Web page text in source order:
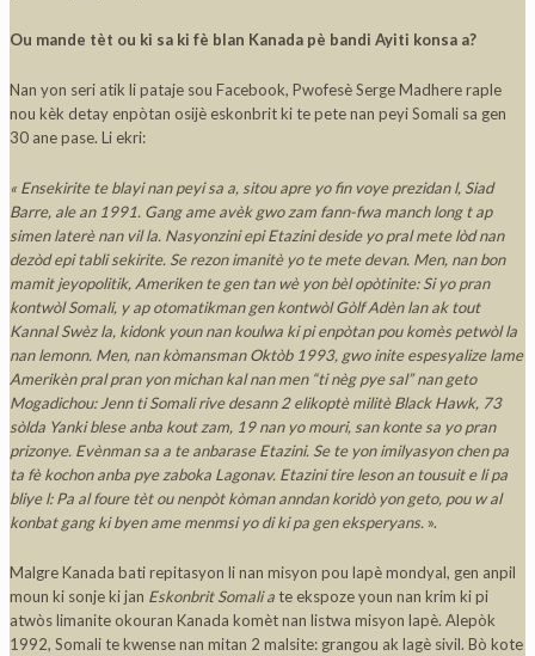
Ou mande tèt ou ki sa ki fè blan Kanada pè bandi Ayiti konsa a?
Nan yon seri atik li pataje sou Facebook, Pwofesè Serge Madhere raple
nou kèk detay enpòtan osijè eskonbrit ki te pete nan peyi Somali sa gen
30 ane pase. Li ekri:
« Ensekirite te blayi nan peyi sa a, sitou apre yo fin voye prezidan l, Siad
Barre, ale an 1991. Gang ame avèk gwo zam fann-fwa manch long t ap
simen laterè nan vil la. Nasyonzini epi Etazini deside yo pral mete lòd nan
dezòd epi tabli sekirite. Se rezon imanitè yo te mete devan. Men, nan bon
mamit jeyopolitik, Ameriken te gen tan wè yon bèl opòtinite: Si yo pran
kontwòl Somali, y ap otomatikman gen kontwòl Gòlf Adèn lan ak tout
Kannal Swèz la, kidonk youn nan koulwa ki pi enpòtan pou komès petwòl la
nan lemonn. Men, nan kòmansman Oktòb 1993, gwo inite espesyalize lame
Amerikèn pral pran yon michan kal nan men “ti nèg pye sal” nan geto
Mogadichou: Jenn ti Somali rive desann 2 elikoptè militè Black Hawk, 73
sòlda Yanki blese anba kout zam, 19 nan yo mouri, san konte sa yo pran
prizonye. Evènman sa a te anbarase Etazini. Se te yon imilyasyon chen pa
ta fè kochon anba pye zaboka Lagonav. Etazini tire leson an tousuit e li pa
bliye l: Pa al foure tèt ou nenpòt kòman anndan koridò yon geto, pou w al
konbat gang ki byen ame menmsi yo di ki pa gen eksperyans. ».
Malgre Kanada bati repitasyon li nan misyon pou lapè mondyal, gen anpil
moun ki sonje ki jan Eskonbrit Somali ate ekspoze youn nan krim ki pi
atwòs limanite okouran Kanada komèt nan listwa misyon lapè. Alepòk
1992, Somali te kwense nan mitan 2 malsite: grangou ak lagè sivil. Bò kote